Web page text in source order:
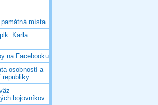
místa
Karla
na Facebooku
osobností a
republiky
bojovníkov